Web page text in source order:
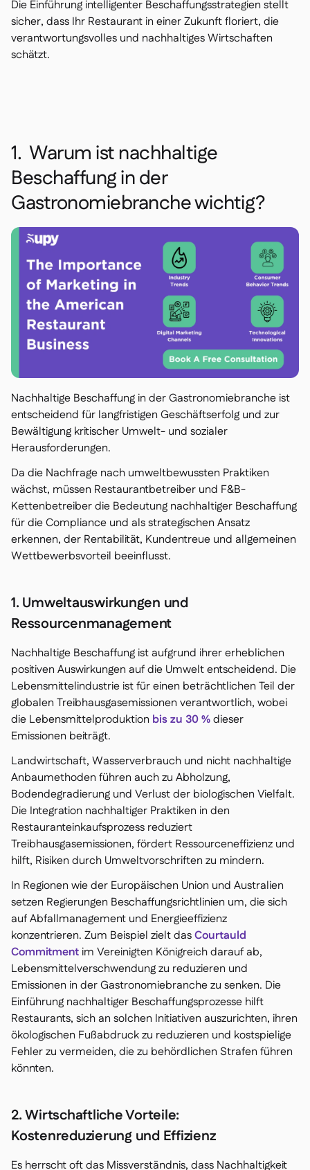
Die Einführung intelligenter Beschaffungsstrategien stellt
sicher, dass Ihr Restaurant in einer Zukunft floriert, die
verantwortungsvolles und nachhaltiges Wirtschaften
schätzt.
1. Warum ist nachhaltige
Beschaffung in der
Gastronomiebranche wichtig?
Nachhaltige Beschaffung in der Gastronomiebranche ist
entscheidend für langfristigen Geschäftserfolg und zur
Bewältigung kritischer Umwelt- und sozialer
Herausforderungen.
Da die Nachfrage nach umweltbewussten Praktiken
wächst, müssen Restaurantbetreiber und F&B-
Kettenbetreiber die Bedeutung nachhaltiger Beschaffung
für die Compliance und als strategischen Ansatz
erkennen, der Rentabilität, Kundentreue und allgemeinen
Wettbewerbsvorteil beeinflusst.
1. Umweltauswirkungen und
Ressourcenmanagement
Nachhaltige Beschaffung ist aufgrund ihrer erheblichen
positiven Auswirkungen auf die Umwelt entscheidend. Die
Lebensmittelindustrie ist für einen beträchtlichen Teil der
globalen Treibhausgasemissionen verantwortlich, wobei
die Lebensmittelproduktion bis zu 30 %dieser
Emissionen beiträgt.
Landwirtschaft, Wasserverbrauch und nicht nachhaltige
Anbaumethoden führen auch zu Abholzung,
Bodendegradierung und Verlust der biologischen Vielfalt.
Die Integration nachhaltiger Praktiken in den
Restauranteinkaufsprozess reduziert
Treibhausgasemissionen, fördert Ressourceneffizienz und
hilft, Risiken durch Umweltvorschriften zu mindern.
In Regionen wie der Europäischen Union und Australien
setzen Regierungen Beschaffungsrichtlinien um, die sich
auf Abfallmanagement und Energieeffizienz
konzentrieren. Zum Beispiel zielt dasCourtauld
Commitment im Vereinigten Königreich darauf ab,
Lebensmittelverschwendung zu reduzieren und
Emissionen in der Gastronomiebranche zu senken. Die
Einführung nachhaltiger Beschaffungsprozesse hilft
Restaurants, sich an solchen Initiativen auszurichten, ihren
ökologischen Fußabdruck zu reduzieren und kostspielige
Fehler zu vermeiden, die zu behördlichen Strafen führen
könnten.
2. Wirtschaftliche Vorteile:
Kostenreduzierung und Effizienz
Es herrscht oft das Missverständnis, dass Nachhaltigkeit